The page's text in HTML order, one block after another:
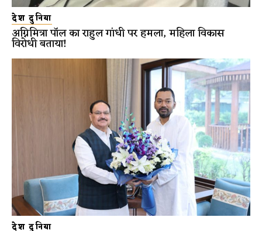
देश दुनिया
अग्निमित्रा पॉल का राहुल गांधी पर हमला, महिला विकास
विरोधी बताया!
देश दुनिया